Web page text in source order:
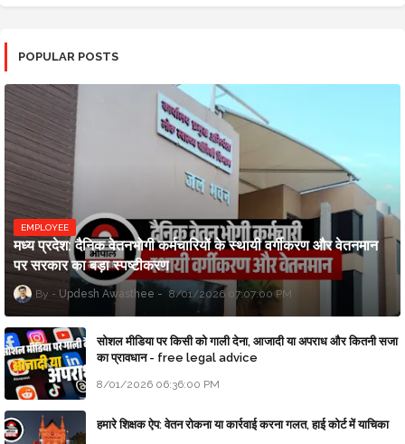
POPULAR POSTS
EMPLOYEE
मध्य प्रदेश: दैनिक वेतनभोगी कर्मचारियों के स्थायी वर्गीकरण और वेतनमान
पर सरकार का बड़ा स्पष्टीकरण
Updesh Awasthee 8/01/2026 07:07:00 PM
सोशल मीडिया पर किसी को गाली देना, आजादी या अपराध और कितनी सजा
का प्रावधान - free legal advice
8/01/2026 06:36:00 PM
हमारे शिक्षक ऐप: वेतन रोकना या कार्रवाई करना गलत, हाई कोर्ट में याचिका